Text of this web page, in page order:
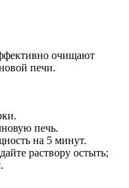
очищают
печи.
печь.
на 5 минут.
раствору остыть;